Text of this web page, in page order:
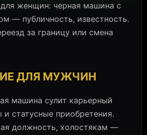
женщин: черная машина с
— публичность, известность.
за границу или смена
ДЛЯ МУЖЧИН
машина сулит карьерный
и статусные приобретения.
должность, холостякам —